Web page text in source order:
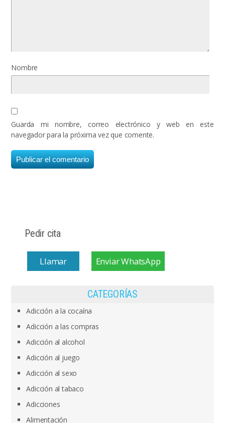
Nombre
Guarda mi nombre, correo electrónico y web en este
navegador para la próxima vez que comente.
Pedir cita
Llamar Enviar WhatsApp
CATEGORÍAS
Adicción a la cocaína
Adicción a las compras
Adicción al alcohol
Adicción al juego
Adicción al sexo
Adicción al tabaco
Adicciones
Alimentación